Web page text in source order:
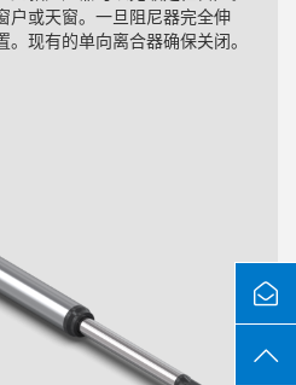
户或天窗。一旦阻尼器完全伸
。现有的单向离合器确保关闭。